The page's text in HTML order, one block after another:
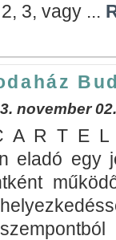
3, vagy ...
november
R T E L
eladó egy